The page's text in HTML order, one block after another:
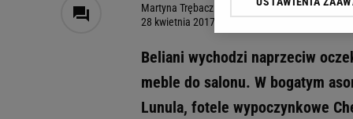
Martyna Trębacz
28 kwietnia 2017, 16:00
Beliani wychodzi naprzeciw
meble do salonu. W bogatym
Lunula, fotele wypoczynkowe
Klikając „Akceptuję”
odnośnik „Ustawienia
plików cookie możliwa
My, nasi Zaufani